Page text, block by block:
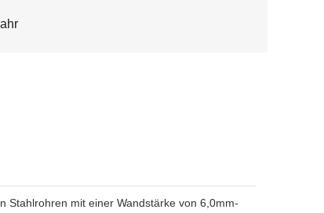
mit einer Wandstärke von 6,0mm-